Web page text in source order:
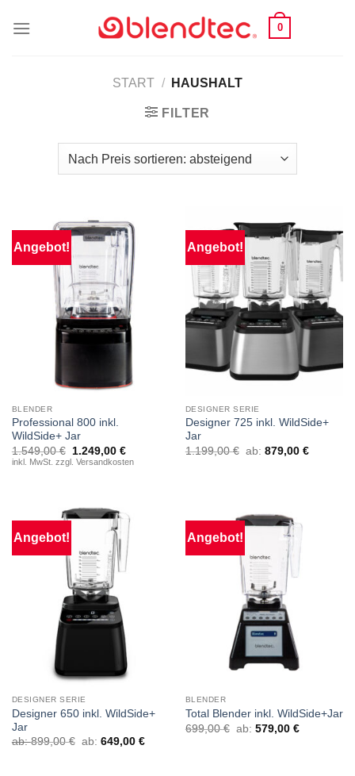
0
START / HAUSHALT
FILTER
Angebot!
BLENDER
Professional 800 inkl.
WildSide+ Jar
1.549,00€
Ursprünglicher
Preis
1.249,00 €Aktueller
Preis
inkl. MwSt. zzgl. Versandkosten
Angebot!
DESIGNER SERIE
Designer 725 inkl. WildSide+
Jar
1.199,00€ ab: 879,00 €
Angebot!
DESIGNER SERIE
Designer 650 inkl. WildSide+
Jar
ab:899,00€ ab: 649,00 €
Angebot!
BLENDER
Total Blender inkl. WildSide+Jar
699,00€ ab: 579,00 €